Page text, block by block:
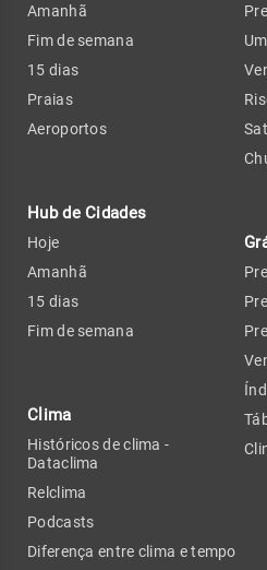
Amanhã
Fim de semana
15 dias
Praias
Aeroportos
Hub de Cidades
Hoje
Amanhã
15 dias
Fim de semana
Clima
Históricos de clima -
Dataclima
Relclima
Podcasts
Diferença entre clima e tempo